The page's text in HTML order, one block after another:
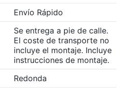
Envío Rápido
Se entrega a pie de calle.
El coste de transporte no
incluye el montaje. Incluye
instrucciones de montaje.
Redonda